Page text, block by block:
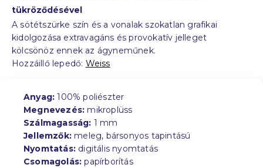
tükröződésével
A sötétszürke szín és a vonalak szokatlan grafikai
kidolgozása extravagáns és provokatív jelleget
kölcsönöz ennek az ágyneműnek.
Hozzáillő lepedő: Weiss
Anyag: 100% poliészter
Megnevezés: mikroplüss
Szálmagasság: 1 mm
Jellemzők: meleg, bársonyos tapintású
Nyomtatás: digitális nyomtatás
Csomagolás: papírborítás